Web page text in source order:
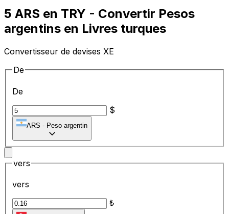
5 ARS en TRY - Convertir Pesos
argentins en Livres turques
Convertisseur de devises XE
De
De
$
ARS - Peso argentin
vers
vers
₺